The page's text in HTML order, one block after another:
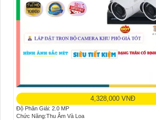
4,328,000 VNĐ
Độ Phân Giải: 2.0 MP
Chức Năng:Thu Âm Và Loa